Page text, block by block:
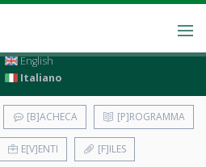
English
Italiano
[B]ACHECA [P]ROGRAMMA
E[V]ENTI [F]ILES